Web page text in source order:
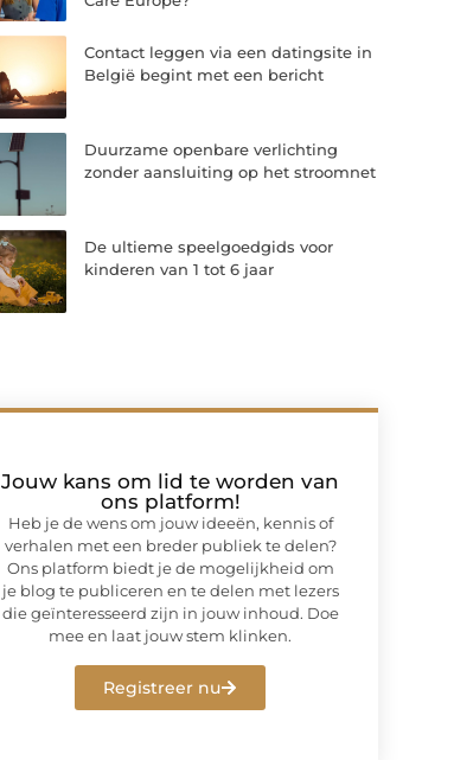
Contact leggen via een datingsite in
België begint met een bericht
Duurzame openbare verlichting
zonder aansluiting op het stroomnet
De ultieme speelgoedgids voor
kinderen van 1 tot 6 jaar
Jouw kans om lid te worden van
ons platform!
Heb je de wens om jouw ideeën, kennis of
verhalen met een breder publiek te delen?
Ons platform biedt je de mogelijkheid om
je blog te publiceren en te delen met lezers
die geïnteresseerd zijn in jouw inhoud. Doe
mee en laat jouw stem klinken.
Registreer nu